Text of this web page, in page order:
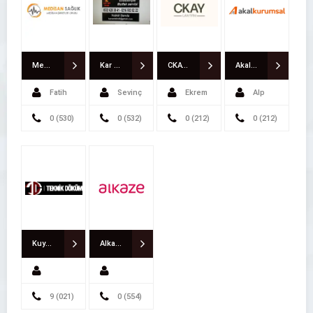
Medisan Sağlık Sistemleri
Fatih
Kaçmaz0 (530)
Kar Ser Teknik Endüstriyel Mutfak Servisi
Sevinç
Güneş0 (532)
CKAY Hukuk Bürosu
Ekrem
Can NARİN
0 (212)
Akal Temizlik makinaları ve Endüstriyel Temizlik Malzemeleri
Alp
Bey 0 (212)
Kuyumcu Makineleri Teknik Döküm
Kuyumcu
9 (021)
Alkaze Teşvik Danışmanlığı
Teknopark
0 (554)